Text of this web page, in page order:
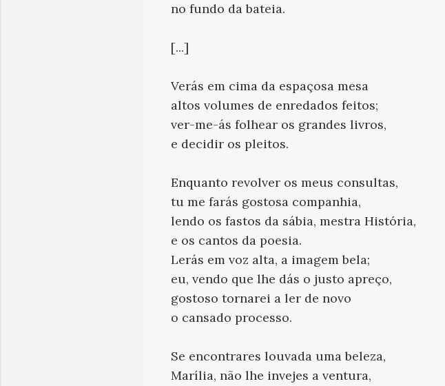
no fundo da bateia.
[...]
Verás em cima da espaçosa mesa
altos volumes de enredados feitos;
ver-me-ás folhear os grandes livros,
e decidir os pleitos.
Enquanto revolver os meus consultas,
tu me farás gostosa companhia,
lendo os fastos da sábia, mestra História,
e os cantos da poesia.
Lerás em voz alta, a imagem bela;
eu, vendo que lhe dás o justo apreço,
gostoso tornarei a ler de novo
o cansado processo.
Se encontrares louvada uma beleza,
Marília, não lhe invejes a ventura,